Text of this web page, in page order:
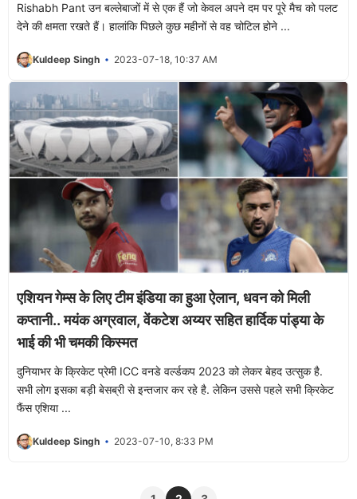
Rishabh Pant उन बल्लेबाजों में से एक हैं जो केवल अपने दम पर पूरे मैच को पलट
देने की क्षमता रखते हैं। हालांकि पिछले कुछ महीनों से वह चोटिल होने ...
Kuldeep Singh 2023-07-18, 10:37 AM
एशियन गेम्स के लिए टीम इंडिया का हुआ ऐलान, धवन को मिली
कप्तानी.. मयंक अग्रवाल, वेंकटेश अय्यर सहित हार्दिक पांड्या के
भाई की भी चमकी किस्मत
दुनियाभर के क्रिकेट प्रेमी ICC वनडे वर्ल्डकप 2023 को लेकर बेहद उत्सुक है.
सभी लोग इसका बड़ी बेसब्री से इन्तजार कर रहे है. लेकिन उससे पहले सभी क्रिकेट
फैंस एशिया ...
Kuldeep Singh 2023-07-10, 8:33 PM